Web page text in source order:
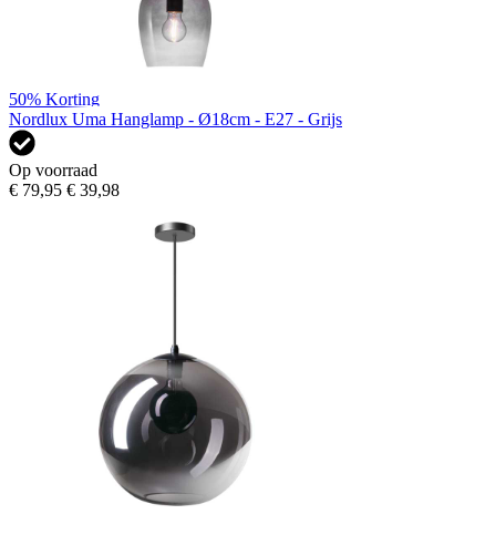
50% Korting
Nordlux Uma Hanglamp - Ø18cm - E27 - Grijs
Op voorraad
€ 79,95 € 39,98